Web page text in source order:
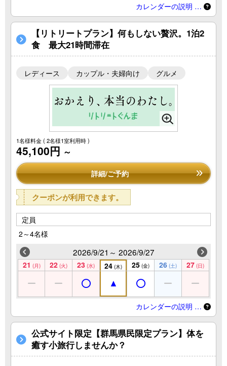
カレンダーの説明 …
【リトリートプラン】何もしない贅沢。1泊2
食 最大21時間滞在
レディース カップル・夫婦向け グルメ
1名様料金( 2名様1室利用時 )
45,100円 ～
詳細/ご予約
クーポンが利用できます。
定員
2～4名様
2026/9/21～ 2026/9/27
21 (月) 22 (火) 23 (水) 24 (木) 25 (金) 26 (土) 27 (日)
カレンダーの説明 …
公式サイト限定【群馬県民限定プラン】体を
癒す小旅行しませんか？